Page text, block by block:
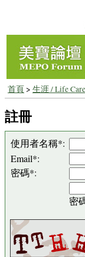
首頁> 生涯 / Life
註冊
使用者名稱*:
Email*:
密碼*:
密